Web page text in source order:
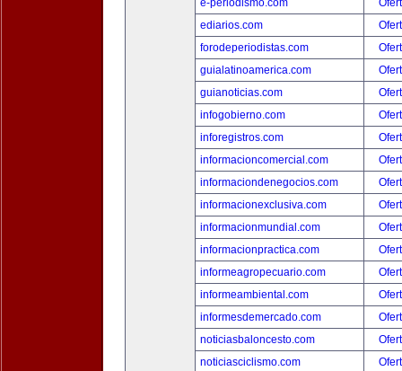
e-periodismo.com
ediarios.com
forodeperiodistas.com
guialatinoamerica.com
guianoticias.com
infogobierno.com
inforegistros.com
informacioncomercial.com
informaciondenegocios.com
informacionexclusiva.com
informacionmundial.com
informacionpractica.com
informeagropecuario.com
informeambiental.com
informesdemercado.com
noticiasbaloncesto.com
noticiasciclismo.com